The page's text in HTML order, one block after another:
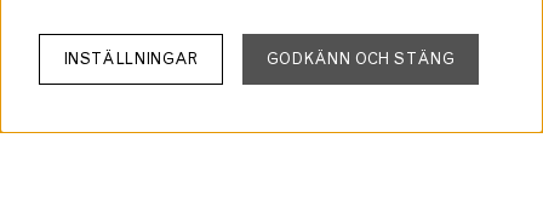
Haupt Lakrits
Rörvägen 60
info@lakrits.se
INSTÄLLNINGAR GODKÄNN OCH STÄNG